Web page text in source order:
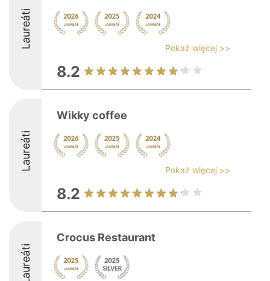
Laureáti Pokaż więcej >>
8.2
Laureáti
Wikky coffee
Pokaż więcej >>
8.2
Laureáti
Crocus Restaurant